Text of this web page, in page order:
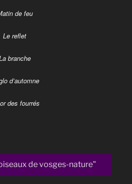
de feu
Le reflet
branche
d’automne
des fourrés
de vosges-nature"